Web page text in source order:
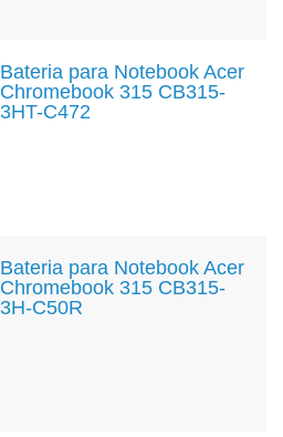
Bateria para Notebook Acer
Chromebook 315 CB315-
3HT-C472
Bateria para Notebook Acer
Chromebook 315 CB315-
3H-C50R